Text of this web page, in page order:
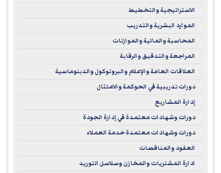
الاستراتيجية والتخطيط
الموارد البشرية والتدريب
المحاسبة والمالية والموازنات
المراجعة والتدقيق والرقابة
العلاقات العامة والإعلام والبروتوكول والدبلوماسية
دورات تدريبية في الحوكمة والامتثال
إدارة المشاريع
دورات وشهادات معتمدة في إدارة الجودة
دورات وشهادات معتمدة خدمة العملاء
العقود والمناقصات
ادارة المشتريات والمخازن وسلاسل التوريد